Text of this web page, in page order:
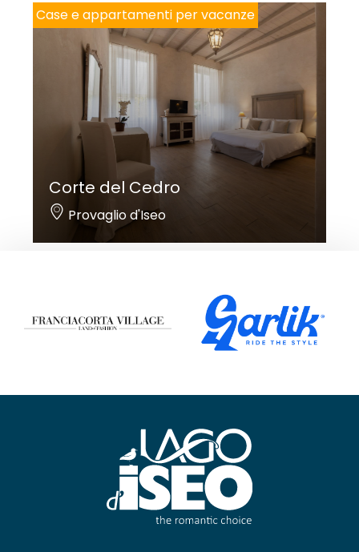
Case e appartamenti per vacanze
Corte del Cedro
Provaglio d'Iseo